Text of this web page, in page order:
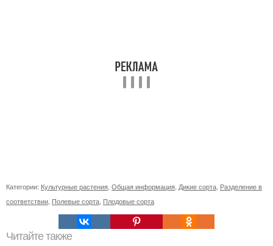
Категории: Культурные растения Общая информация Дикие сорта Разделение в
соответствии Полевые сорта Плодовые сорта
Читайте также